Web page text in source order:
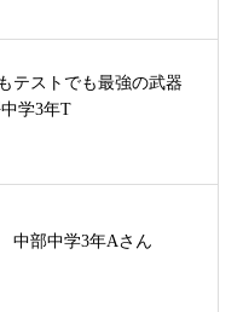
テストでも最強の武器
学3年T
中部中学3年Aさん